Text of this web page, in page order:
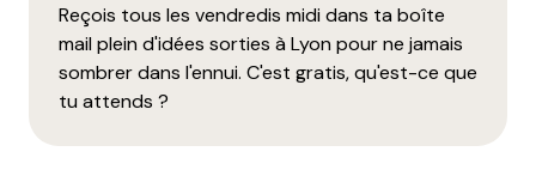
Reçois tous les vendredis midi dans ta boîte
mail plein d'idées sorties à Lyon pour ne jamais
sombrer dans l'ennui. C'est gratis, qu'est-ce que
tu attends ?